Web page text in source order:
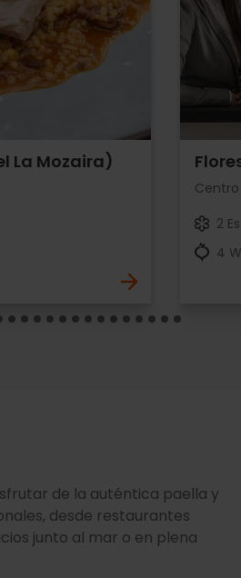
La Mozaira)
2
4
de la auténtica paella y
desde restaurantes
junto al mar o en plena